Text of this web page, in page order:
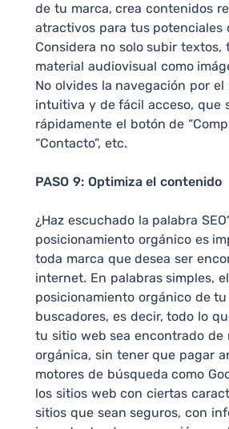
de tu marca, crea contenidos
atractivos para tus potenciales
Considera no solo subir textos,
material audiovisual como
No olvides la navegación por el
intuitiva y de fácil acceso, que
rápidamente el botón de
“Contacto”, etc.
PASO 9: Optimiza el contenido
¿Haz escuchado la palabra
posicionamiento orgánico es
toda marca que desea ser
internet. En palabras simples,
posicionamiento orgánico de
buscadores, es decir, todo lo
tu sitio web sea encontrado de
orgánica, sin tener que pagar
motores de búsqueda como
los sitios web con ciertas
sitios que sean seguros, con